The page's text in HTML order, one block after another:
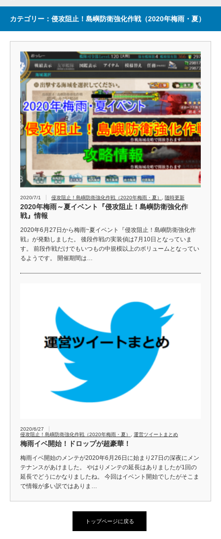
カテゴリー：侵攻阻止！島嶼防衛強化作戦（2020年梅雨・夏）
2020/7/1 侵攻阻止！島嶼防衛強化作戦（2020年梅雨・夏） 随時更新
2020年梅雨～夏イベント『侵攻阻止！島嶼防衛強化作
戦』情報
2020年6月27日から梅雨~夏イベント『侵攻阻止！島嶼防衛強化作
戦』が発動しました。 後段作戦の実装偵は7月10日となっていま
す。 前段作戦だけでもいつもの中規模以上のボリュームとなってい
るようです。 開催期間は…
2020/6/27
侵攻阻止！島嶼防衛強化作戦（2020年梅雨・夏）
運営ツイートまとめ
梅雨イベ開始！ドロップが超豪華！
梅雨イベ開始のメンテが2020年6月26日に始まり27日の深夜にメン
テナンスがあけました。 やはりメンテの延長はありましたが1回の
延長でどうにかなりましたね。 今回はイベント開始でしたがそこま
で情報が多い訳ではありま…
トップページに戻る